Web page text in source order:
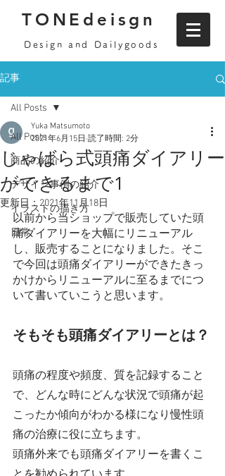
TONEdeisgn
Design and Dailygoods
記事
All Posts
商品の紹介
デザイン事例の紹介
イラストの描き方
日常
All Posts
じゃばら式頭痛ダイアリー
ができるまで1
Yuka Matsumoto
2021年6月15日 読了時間: 2分
更新日：2021年11月18日
以前から当ショップで販売していた頭
痛ダイアリーを大幅にリニューアル
し、販売することになりました。そこ
で今回は頭痛ダイアリーができたきっ
かけからリニューアルに至るまでにつ
いて書いていこうと思います。
そもそも頭痛ダイアリーとは？
頭痛の程度や頻度、質を記録すること
で、どんな時にどんな状況で頭痛が起
こったか傾向がわかる様になり慢性頭
痛の治療に役に立ちます。
頭痛外来でも頭痛ダイアリーを書くこ